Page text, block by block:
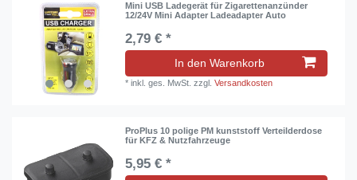
Mini USB Ladegerät für Zigarettenanzünder
12/24V Mini Adapter Ladeadapter Auto
2,79 € *
In den Warenkorb
*inkl. ges. MwSt. zzgl.Versandkosten
ProPlus 10 polige PM kunststoff Verteilderdose
für KFZ & Nutzfahrzeuge
5,95 € *